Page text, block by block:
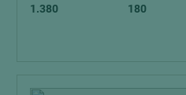
1.380
180